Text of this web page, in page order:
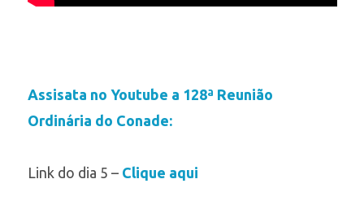
Assisata no Youtube a 128ª Reunião
Ordinária do Conade:
Link do dia 5 – Clique aqui